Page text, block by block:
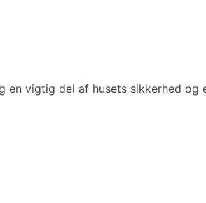
vigtig del af husets sikkerhed og